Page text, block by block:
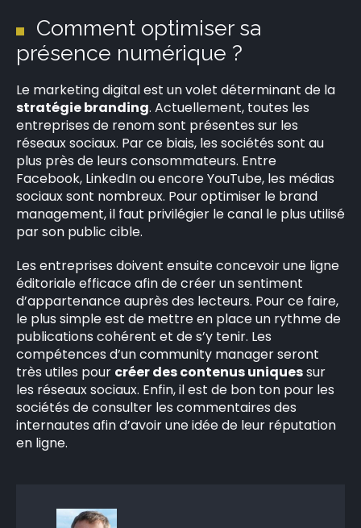
Comment optimiser sa
présence numérique ?
Le marketing digital est un volet déterminant de la
stratégie branding. Actuellement, toutes les
entreprises de renom sont présentes sur les
réseaux sociaux. Par ce biais, les sociétés sont au
plus près de leurs consommateurs. Entre
Facebook, LinkedIn ou encore YouTube, les médias
sociaux sont nombreux. Pour optimiser le brand
management, il faut privilégier le canal le plus utilisé
par son public cible.
Les entreprises doivent ensuite concevoir une ligne
éditoriale efficace afin de créer un sentiment
d’appartenance auprès des lecteurs. Pour ce faire,
le plus simple est de mettre en place un rythme de
publications cohérent et de s’y tenir. Les
compétences d’un community manager seront
très utiles pour créer des contenus uniquessur
les réseaux sociaux. Enfin, il est de bon ton pour les
sociétés de consulter les commentaires des
internautes afin d’avoir une idée de leur réputation
en ligne.